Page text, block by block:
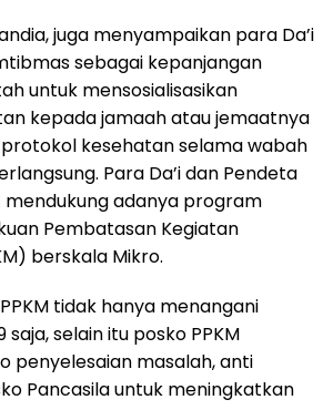
juga menyampaikan para Da’i
sebagai kepanjangan
untuk mensosialisasikan
kepada jamaah atau jemaatnya
kesehatan selama wabah
Para Da’i dan Pendeta
adanya program
Pembatasan Kegiatan
berskala Mikro.
tidak hanya menangani
saja, selain itu posko PPKM
penyelesaian masalah, anti
Pancasila untuk meningkatkan